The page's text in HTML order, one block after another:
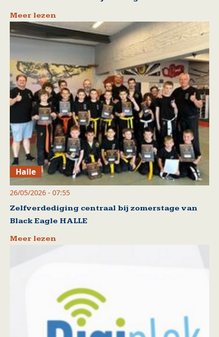
Meer lezen
Halle
26/05/2026 - 07:55
Zelfverdediging centraal bij zomerstage van
Black Eagle HALLE
Meer lezen